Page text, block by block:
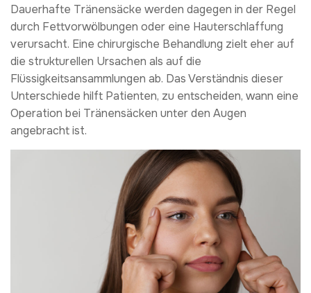
Dauerhafte Tränensäcke werden dagegen in der Regel
durch Fettvorwölbungen oder eine Hauterschlaffung
verursacht. Eine chirurgische Behandlung zielt eher auf
die strukturellen Ursachen als auf die
Flüssigkeitsansammlungen ab. Das Verständnis dieser
Unterschiede hilft Patienten, zu entscheiden, wann eine
Operation bei Tränensäcken unter den Augen
angebracht ist.